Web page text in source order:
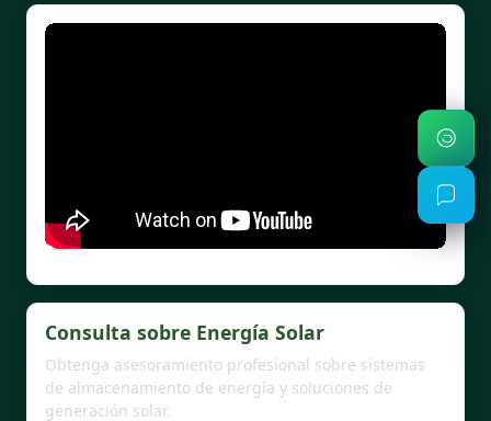
Consulta sobre Energía Solar
Obtenga asesoramiento profesional sobre sistemas
de almacenamiento de energía y soluciones de
generación solar.